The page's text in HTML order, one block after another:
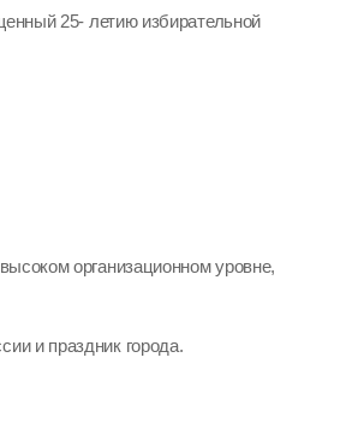
25- летию избирательной
организационном уровне,
и праздник города.